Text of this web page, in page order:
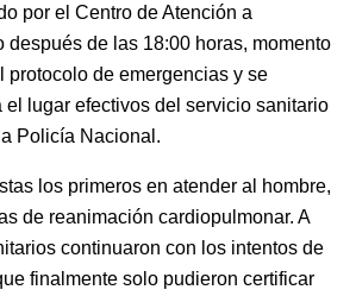
por el Centro de Atención a
después de las 18:00 horas, momento
protocolo de emergencias y se
el lugar efectivos del servicio sanitario
Policía Nacional.
los primeros en atender al hombre,
de reanimación cardiopulmonar. A
continuaron con los intentos de
finalmente solo pudieron certificar